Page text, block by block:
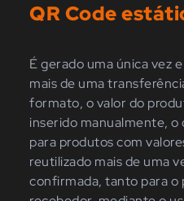
QR Code
É gerado uma única vez
mais de uma
formato, o valor do
inserido manualmente,
para produtos com
reutilizado mais de uma
confirmada, tanto para o